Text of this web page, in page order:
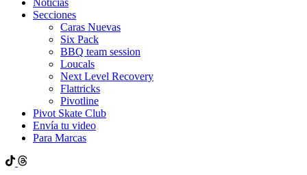
Secciones
Caras Nuevas
Six Pack
BBQ team session
Loucals
Next Level Recovery
Flattricks
Pivotline
Pivot Skate Club
Envía tu video
Para Marcas